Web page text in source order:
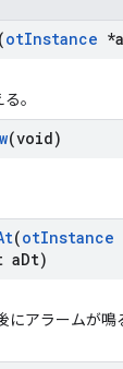
(otInstance *a
。
(void)
(otInstance
aDt)
にアラームが鳴